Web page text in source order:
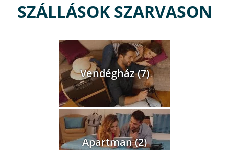
SZÁLLÁSOK SZARVASON
Vendégház (7)
Apartman (2)